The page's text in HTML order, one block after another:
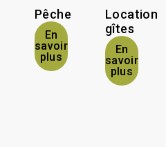
Pêche
En
savoir
plus
Location
gîtes
En
savoir
plus